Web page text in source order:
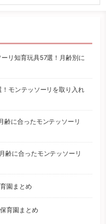
リ知育玩具57選！月齢別に
モンテッソーリを取り入れ
齢に合ったモンテッソーリ
齢に合ったモンテッソーリ
園まとめ
育園まとめ